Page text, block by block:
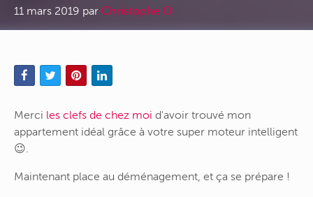
11 mars 2019 par Christophe O.
Merci les clefs de chez moi d'avoir trouvé mon
appartement idéal grâce à votre super moteur intelligent
😉.
Maintenant place au déménagement, et ça se prépare !